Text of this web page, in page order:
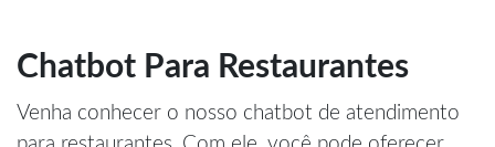
Chatbot Para Restaurantes
Venha conhecer o nosso chatbot de atendimento